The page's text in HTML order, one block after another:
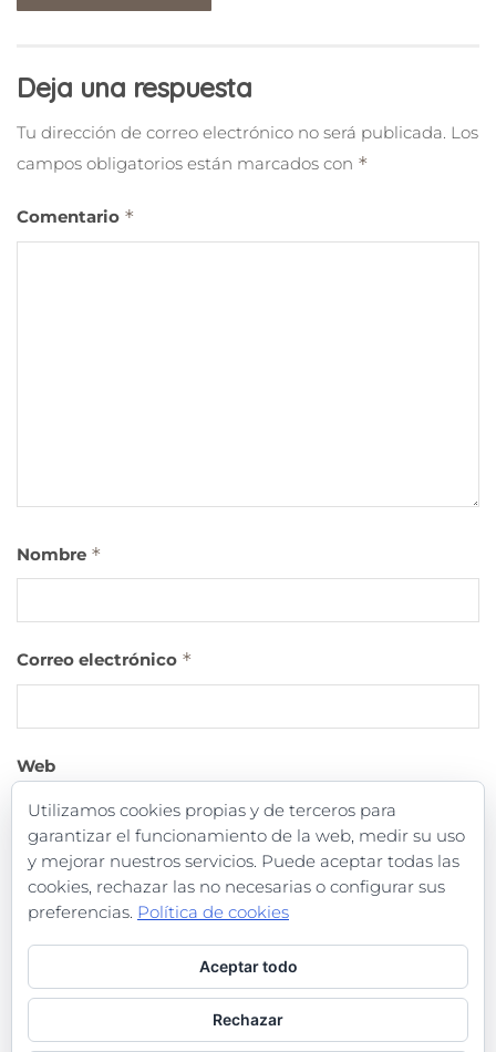
Deja una respuesta
Tu dirección de correo electrónico no será publicada. Los
campos obligatorios están marcados con *
Comentario *
Nombre *
Correo electrónico *
Web
Política de Privacidad
Términos y Condiciones de uso
Utilizamos cookies propias y de terceros para
garantizar el funcionamiento de la web, medir su uso
y mejorar nuestros servicios. Puede aceptar todas las
cookies, rechazar las no necesarias o configurar sus
preferencias. Política de cookies
Aceptar todo
Rechazar